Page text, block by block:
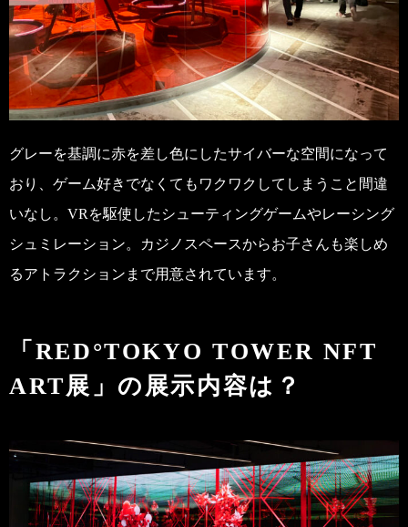
グレーを基調に赤を差し色にしたサイバーな空間になって
おり、ゲーム好きでなくてもワクワクしてしまうこと間違
いなし。VRを駆使したシューティングゲームやレーシング
シュミレーション。カジノスペースからお子さんも楽しめ
るアトラクションまで用意されています。
「RED°TOKYO TOWER NFT
ART展」の展示内容は？